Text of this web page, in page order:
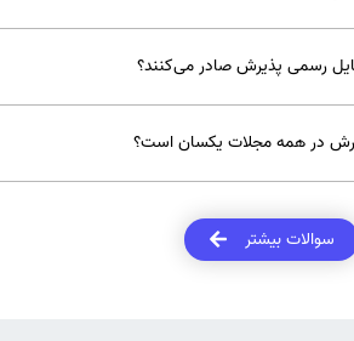
ریترکت شدن مقاله، اعتبار آن از بین می‌رود.
رسمی پذیرش صادر می‌کنند؟
تنها از طریق ایمیل رسمی پذیرش را اعلام
در همه مجلات یکسان است؟
سوالات بیشتر